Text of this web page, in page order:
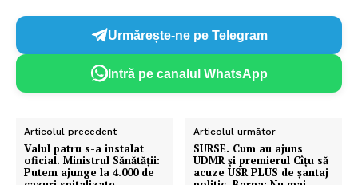
Urmărește-ne pe Telegram
Intră pe canalul WhatsApp
Articolul precedent
Valul patru s-a instalat
oficial. Ministrul Sănătății:
Putem ajunge la 4.000 de
Articolul următor
SURSE. Cum au ajuns
UDMR și premierul Cîțu să
acuze USR PLUS de șantaj